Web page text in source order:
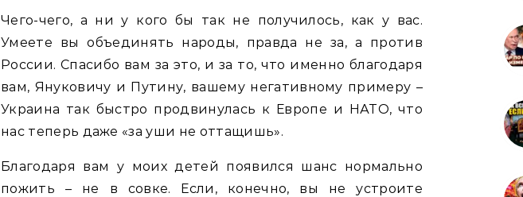
Чего-чего, а ни у кого бы так не получилось, как у вас.
Умеете вы объединять народы, правда не за, а против
России. Спасибо вам за это, и за то, что именно благодаря
вам, Януковичу и Путину, вашему негативному примеру –
Украина так быстро продвинулась к Европе и НАТО, что
нас теперь даже «за уши не оттащишь».
Благодаря вам у моих детей появился шанс нормально
пожить – не в совке. Если, конечно, вы не устроите